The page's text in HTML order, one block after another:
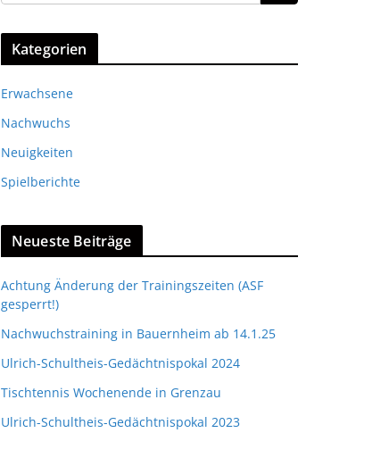
Kategorien
Erwachsene
Nachwuchs
Neuigkeiten
Spielberichte
Neueste Beiträge
Achtung Änderung der Trainingszeiten (ASF
gesperrt!)
Nachwuchstraining in Bauernheim ab 14.1.25
Ulrich-Schultheis-Gedächtnispokal 2024
Tischtennis Wochenende in Grenzau
Ulrich-Schultheis-Gedächtnispokal 2023